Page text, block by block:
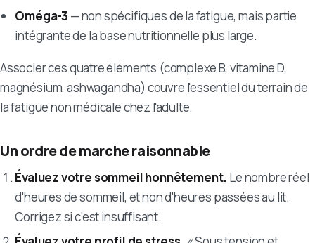
Oméga-3 — non spécifiques de la fatigue, mais partie
intégrante de la base nutritionnelle plus large.
Associer ces quatre éléments (complexe B, vitamine D,
magnésium, ashwagandha) couvre l'essentiel du terrain de
la fatigue non médicale chez l'adulte.
Un ordre de marche raisonnable
Évaluez votre sommeil honnêtement. Le nombre réel
d'heures de sommeil, et non d'heures passées au lit.
Corrigez si c'est insuffisant.